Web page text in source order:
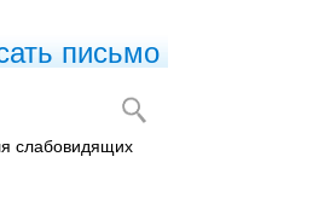
Июнь 2026
письмо
слабовидящих